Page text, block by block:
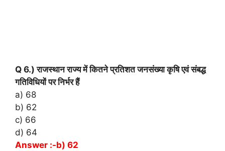
Q 6.) राजस्थान राज्य में कितने प्रतिशत जनसंख्या कृषि एवं संबद्ध
गतिविधियों पर निर्भर हैं
a) 68
b) 62
c) 66
d) 64
Answer :-b) 62